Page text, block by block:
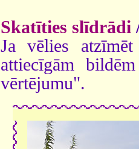
Skatīties slīdrādi
Ja vēlies
attiecīgām
vērtējumu".